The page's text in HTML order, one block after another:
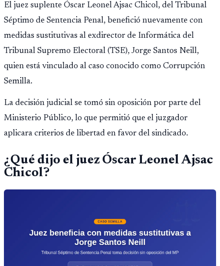
El juez suplente Óscar Leonel Ajsac Chicol, del Tribunal
Séptimo de Sentencia Penal, benefició nuevamente con
medidas sustitutivas al exdirector de Informática del
Tribunal Supremo Electoral (TSE), Jorge Santos Neill,
quien está vinculado al caso conocido como Corrupción
Semilla.
La decisión judicial se tomó sin oposición por parte del
Ministerio Público, lo que permitió que el juzgador
aplicara criterios de libertad en favor del sindicado.
¿Qué dijo el juez Óscar Leonel Ajsac
Chicol?